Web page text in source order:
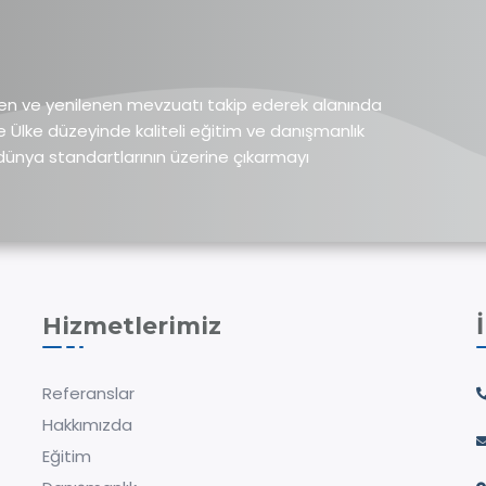
ve yenilenen mevzuatı takip ederek alanında
düzeyinde kaliteli eğitim ve danışmanlık
standartlarının üzerine çıkarmayı
Hizmetlerimiz
Referanslar
Hakkımızda
Eğitim